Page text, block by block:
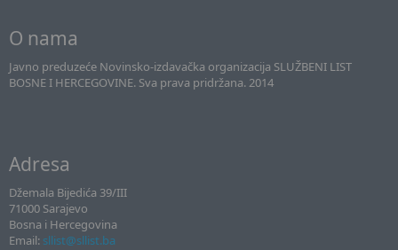
O nama
Javno preduzeće Novinsko-izdavačka organizacija SLUŽBENI LIST
BOSNE I HERCEGOVINE. Sva prava pridržana. 2014
Adresa
Džemala Bijedića 39/III
71000 Sarajevo
Bosna i Hercegovina
Email: sllist@sllist.ba